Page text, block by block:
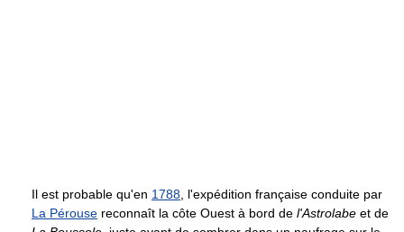
Il est probable qu'en 1788 , l'expédition française conduite par
La Pérouse reconnaît la côte Ouest à bord de l'Astrolabe et de